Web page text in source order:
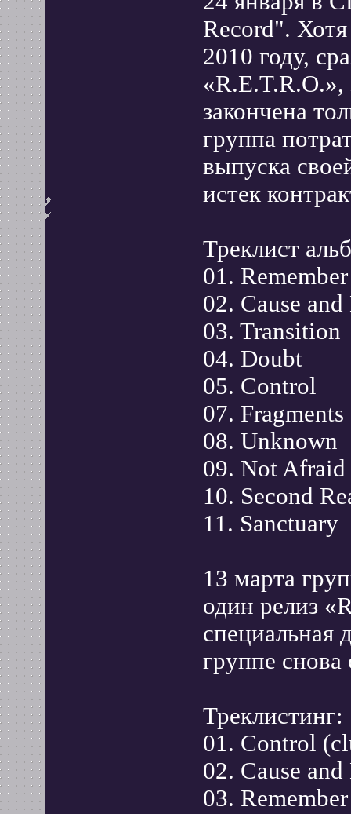
Record".
2010 году,
«R.E.T.R.O.»,
закончена
группа
выпуска
истек
Треклист
01. Remember
02. Cause
03. Transition
04. Doubt
05. Control
07. Fragments
08. Unknown
09. Not Afraid
10. Second
11. Sanctuary
13 марта
один релиз
специальная
группе снова
Треклистинг:
01. Control
02. Cause
03.